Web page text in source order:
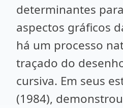
determinantes
aspectos gráficos
há um processo
traçado do
cursiva. Em seus
(1984),